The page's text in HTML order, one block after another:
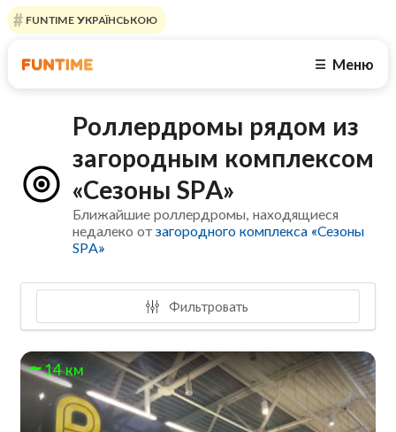
FUNTIME УКРАЇНСЬКОЮ
☰ Меню
Роллердромы рядом из
загородным комплексом
«Сезоны SPA»
Ближайшие роллердромы, находящиеся
недалеко отзагородного комплекса «Сезоны
SPA»
Фильтровать
14 км